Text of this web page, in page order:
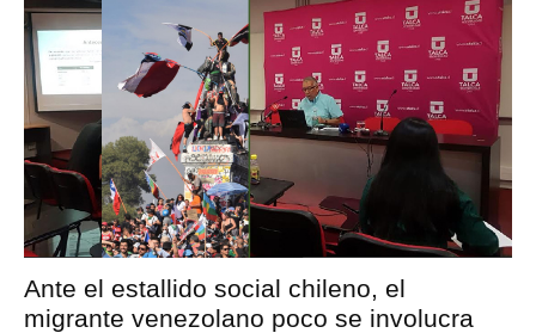
Ante el estallido social chileno, el
migrante venezolano poco se involucra